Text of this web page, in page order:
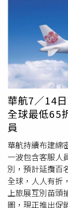
旅遊提供）另
光人潮，日本
戶內地區將增
次，優化島內
助旅客避開尖峰
不妨選擇鄰近交
區、隔天入島」
效率。日本線上
時優惠，活動期
時間），適用入
瀨戶內藝術祭行
還有全站住宿皆
旅遊也於活動期
式旅館65折、早
熱門飯店。其中
說桃太郎的故
豐島等藝術祭島
美元，引進空
化碳排放量的
明說該筆訂單
購的空巴33架
計2027年第一季
A321neo窄體客
段率先登場。另
本的魚骨式設
的專屬個人空
豪華商務艙
全關閉的滑門打
紐西蘭航空推出
紐西蘭航空提供
後恢復速度遠高
也將於今年10
航線，取代現有
5,000個
蘭航空也推出限
紐西蘭機票（出
日），即可享有
票，最高可省近
28,500元起、
元起，還能免費
華航7／14
全球最低65
員
華航持續布建綿
一波包含客服人
別，預計延攬百
全球，人人有折
上旅展互別苗頭
圖，現正推出促